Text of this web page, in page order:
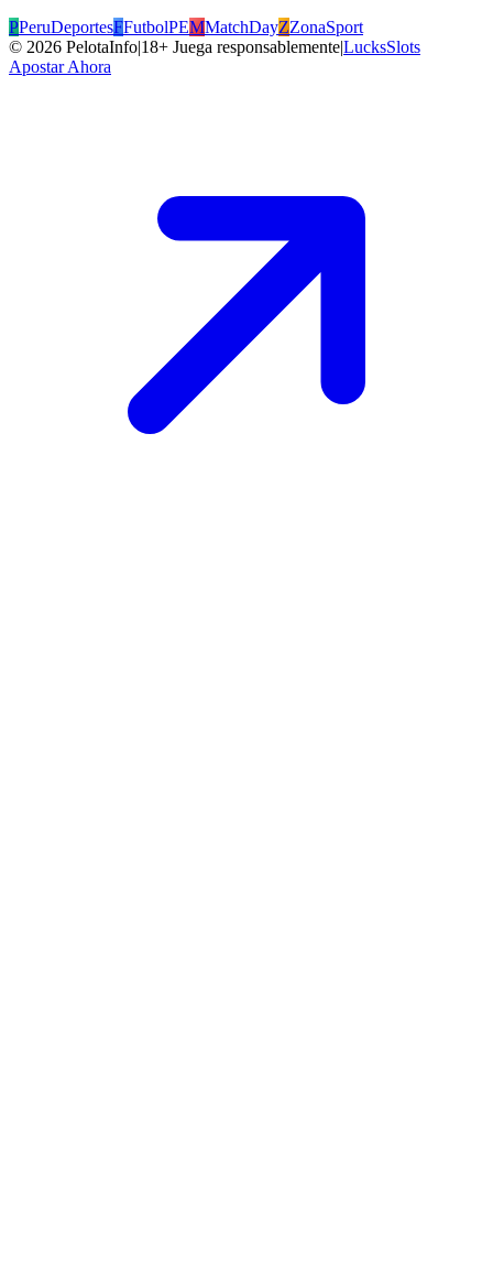
PPeruDeportesFFutbolPEMMatchDayZZonaSport
© 2026 PelotaInfo|18+ Juega responsablemente|LucksSlots
Apostar Ahora